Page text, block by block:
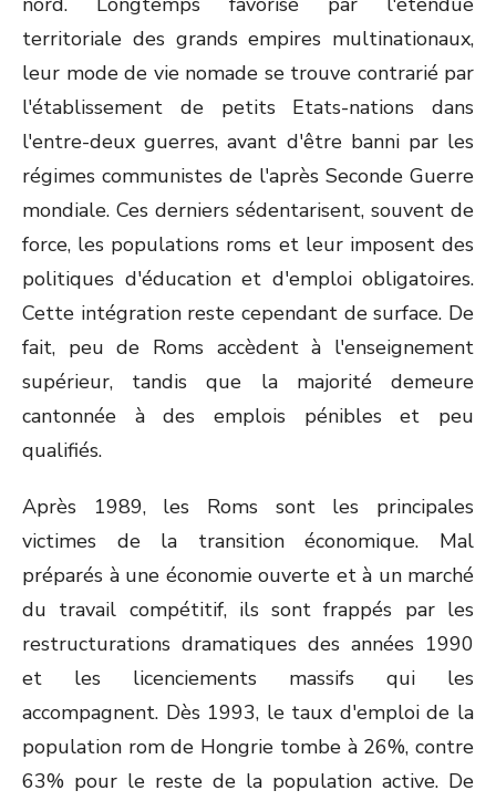
territoriale des grands empires multinationaux,
leur mode de vie nomade se trouve contrarié par
l'établissement de petits Etats-nations dans
l'entre-deux guerres, avant d'être banni par les
régimes communistes de l'après Seconde Guerre
mondiale. Ces derniers sédentarisent, souvent de
force, les populations roms et leur imposent des
politiques d'éducation et d'emploi obligatoires.
Cette intégration reste cependant de surface. De
fait, peu de Roms accèdent à l'enseignement
supérieur, tandis que la majorité demeure
cantonnée à des emplois pénibles et peu
qualifiés.
Après 1989, les Roms sont les principales
victimes de la transition économique. Mal
préparés à une économie ouverte et à un marché
du travail compétitif, ils sont frappés par les
restructurations dramatiques des années 1990
et les licenciements massifs qui les
accompagnent. Dès 1993, le taux d'emploi de la
population rom de Hongrie tombe à 26%, contre
63% pour le reste de la population active. De